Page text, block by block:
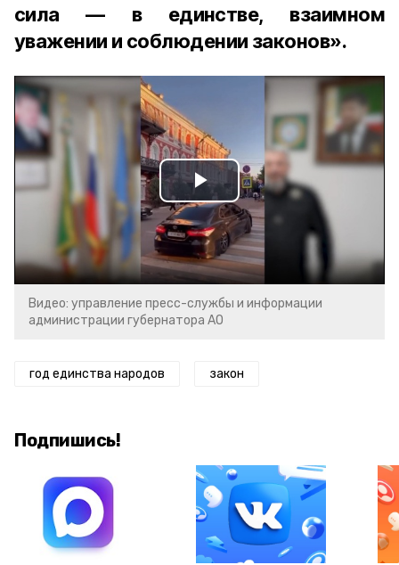
сила — в единстве, взаимном
уважении и соблюдении законов».
Play
Video
Видео: управление пресс-службы и информации
администрации губернатора АО
год единства народов закон
Подпишись!